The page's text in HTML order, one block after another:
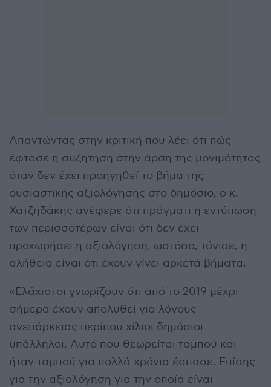
Απαντώντας στην κριτική που λέει ότι πώς
έφτασε η συζήτηση στην άρση της μονιμότητας
όταν δεν έχει προηγηθεί το βήμα της
ουσιαστικής αξιολόγησης στο δημόσιο, ο κ.
Χατζηδάκης ανέφερε ότι πράγματι η εντύπωση
των περισσοτέρων είναι ότι δεν έχει
προχωρήσει η αξιολόγηση, ωστόσο, τόνισε, η
αλήθεια είναι ότι έχουν γίνει αρκετά βήματα.
«Ελάχιστοι γνωρίζουν ότι από το 2019 μέχρι
σήμερα έχουν απολυθεί για λόγους
ανεπάρκειας περίπου χίλιοι δημόσιοι
υπάλληλοι. Αυτό που θεωρείται ταμπού και
ήταν ταμπού για πολλά χρόνια έσπασε. Επίσης
για την αξιολόγηση για την οποία είναι